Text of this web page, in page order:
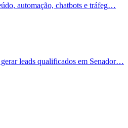
automação, chatbots e tráfeg…
leads qualificados em Senador…